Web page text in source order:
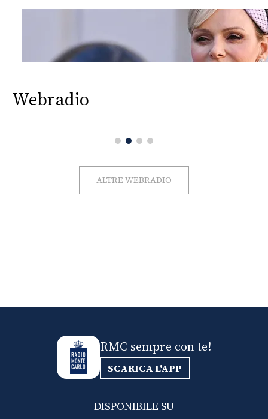
Webradio
ALTRE WEBRADIO
RMC sempre con te!
SCARICA L'APP
DISPONIBILE SU